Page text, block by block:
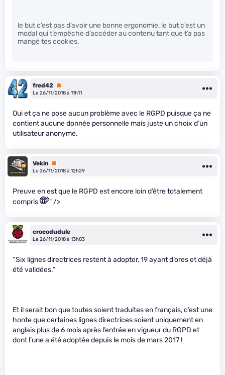
le but c’est pas d’avoir une bonne ergonomie, le but c’est un
modal qui t’empêche d’accéder au contenu tant que t’a pas
mangé tes cookies.
fred42 Premium
Le 26/11/2018 à 11h11
Oui et ça ne pose aucun problème avec le RGPD puisque ça ne
contient aucune donnée personnelle mais juste un choix d’un
utilisateur anonyme.
Vekin
Premium
Le 26/11/2018 à 12h29
Preuve en est que le RGPD est encore loin d’être totalement
compris
" />
crocodudule
Le 26/11/2018 à 13h03
“Six lignes directrices restent à adopter, 19 ayant d’ores et déjà
été validées.”
Et il serait bon que toutes soient traduites en français, c’est une
honte que certaines lignes directrices soient uniquement en
anglais plus de 6 mois après l’entrée en vigueur du RGPD et
dont l’une a été adoptée depuis le mois de mars 2017 !